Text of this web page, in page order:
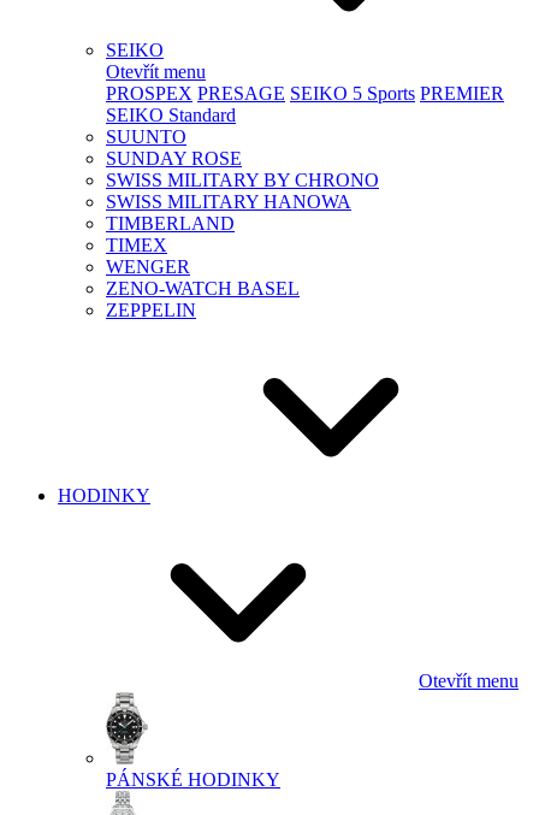
SEIKO
Otevřít menu
PROSPEX PRESAGE SEIKO 5 Sports PREMIER
SEIKO Standard
SUUNTO
SUNDAY ROSE
SWISS MILITARY BY CHRONO
SWISS MILITARY HANOWA
TIMBERLAND
TIMEX
WENGER
ZENO-WATCH BASEL
ZEPPELIN
HODINKY
Otevřít menu
PÁNSKÉ HODINKY